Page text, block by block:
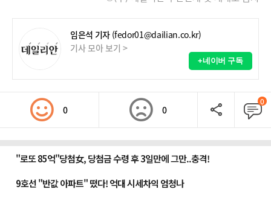
임은석 기자 (fedor01@dailian.co.kr)
기사 모아 보기 >
+네이버 구독
0 0
0